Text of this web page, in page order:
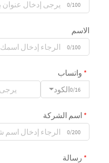
0/100
الاسم
0/100
واتساب
الكود0/16
اسم الشركة
0/200
رسالة